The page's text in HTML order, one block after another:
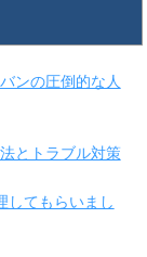
ンの圧倒的な人
とトラブル対策
してもらいまし